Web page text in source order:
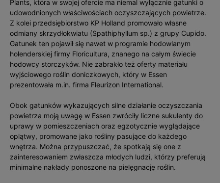
Plants, która w swojej ofercie ma niemal wyłącznie gatunki o
udowodnionych właściwościach oczyszczających powietrze.
Z kolei przedsiębiorstwo KP Holland promowało własne
odmiany skrzydłokwiatu (Spathiphyllum sp.) z grupy Cupido.
Gatunek ten pojawił się nawet w programie hodowlanym
holenderskiej firmy Floricultura, znanego na całym świecie
hodowcy storczyków. Nie zabrakło też oferty materiału
wyjściowego roślin doniczkowych, który w Essen
prezentowała m.in. firma Fleurizon International.
Obok gatunków wykazujących silne działanie oczyszczania
powietrza moją uwagę w Essen zwróciły liczne sukulenty do
uprawy w pomieszczeniach oraz egzotycznie wyglądające
oplątwy, promowane jako rośliny pasujące do każdego
wnętrza. Można przypuszczać, że spotkają się one z
zainteresowaniem zwłaszcza młodych ludzi, którzy preferują
minimalne nakłady ponoszone na pielęgnację roślin.